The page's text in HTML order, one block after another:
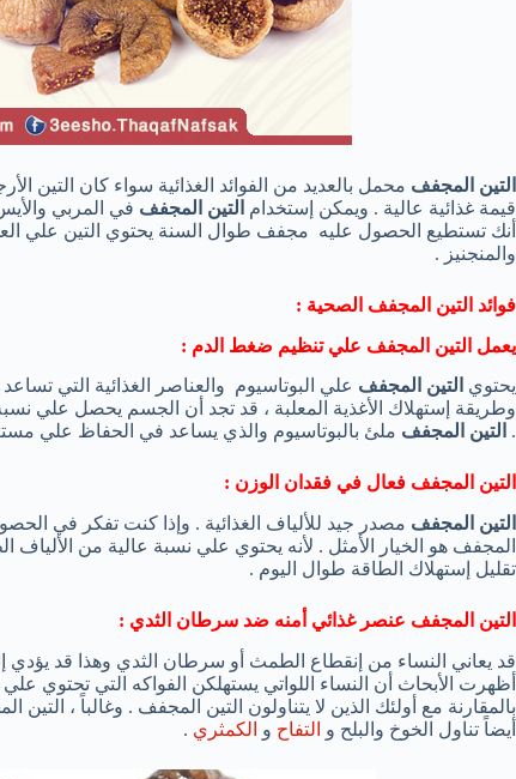
التين المجفف محمل بالعديد من الفوائد الغذائية سواء كان التين
قيمة غذائية عالية . ويمكن إستخدام التين المجفف في المربي
أنك تستطيع الحصول عليه مجفف طوال السنة يحتوي التين علي
والمنجنيز .
فوائد التين المجفف الصحية :
يعمل التين المجفف علي تنظيم ضغط الدم :
يحتوي التين المجفف علي البوتاسيوم والعناصر الغذائية التي
وطريقة إستهلاك الأغذية المعلبة ، قد تجد أن الجسم يحصل علي
. التين المجفف ملئ بالبوتاسيوم والذي يساعد في الحفاظ علي
التين المجفف فعال في فقدان الوزن :
التين المجفف مصدر جيد للألياف الغذائية . وإذا كنت تفكر في
المجفف هو الخيار الأمثل . لأنه يحتوي علي نسبة عالية من
تقليل إستهلاك الطاقة طوال اليوم .
التين المجفف عنصر غذائي أمنه ضد سرطان الثدي :
قد يعاني النساء من إنقطاع الطمث أو سرطان الثدي وهذا قد يؤدي
أظهرت الأبحاث أن النساء اللواتي يستهلكن الفواكه التي تحتوي
بالمقارنة مع أولئك الذين لا يتناولون التين المجفف . وغالباً ،
أيضاً تناول الخوخ والبلح و التفاح و الكمثري .